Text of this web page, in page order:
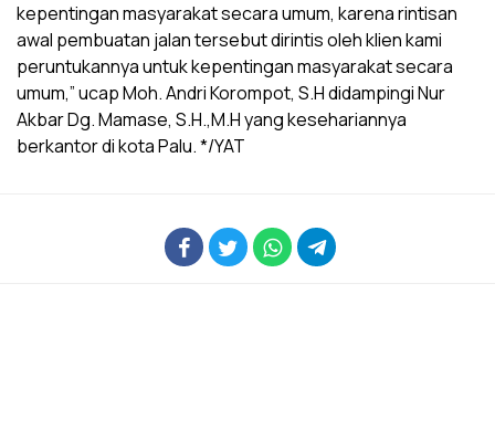
kepentingan masyarakat secara umum, karena rintisan
awal pembuatan jalan tersebut dirintis oleh klien kami
peruntukannya untuk kepentingan masyarakat secara
umum,” ucap Moh. Andri Korompot, S.H didampingi Nur
Akbar Dg. Mamase, S.H.,M.H yang kesehariannya
berkantor di kota Palu. */YAT